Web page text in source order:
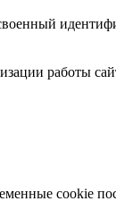
cookie